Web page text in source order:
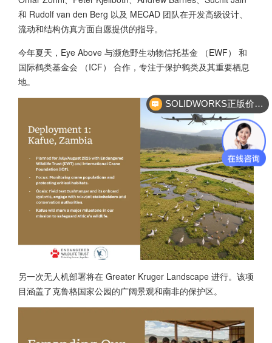
和 Rudolf van den Berg 以及 MECAD 团队在开发高级设计、
流动和结构仿真方面自愿提供的指导。
今年夏天，Eye Above 与濒危野生动物信托基金 （EWF） 和
国际鹤类基金会 （ICF） 合作，专注于保护鹤类及其重要栖息
地。
另一次无人机部署将在 Greater Kruger Landscape 进行。该项
目涵盖了克鲁格国家公园的广阔景观和南非的保护区。
企业服务咨询